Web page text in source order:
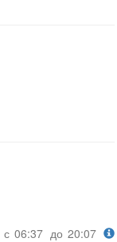
с 06:37 до 20:07